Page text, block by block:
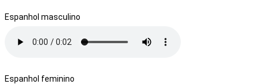
Espanhol masculino
Espanhol feminino